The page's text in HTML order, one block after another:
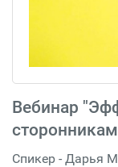
Вебинар
Спикер - Дарья